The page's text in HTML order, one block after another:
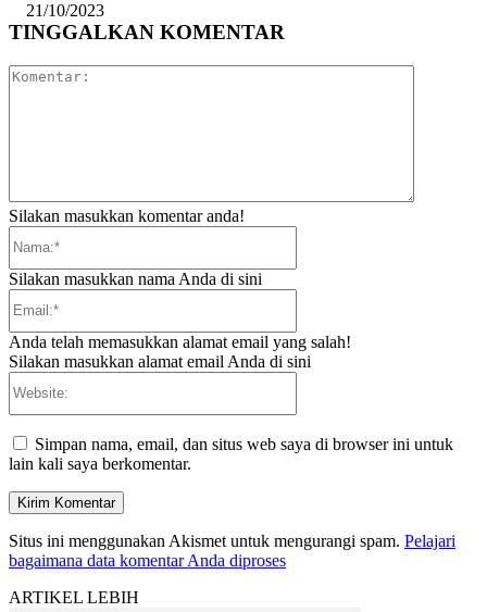
21/10/2023
TINGGALKAN KOMENTAR
Silakan masukkan komentar anda!
Silakan masukkan nama Anda di sini
Anda telah memasukkan alamat email yang salah!
Silakan masukkan alamat email Anda di sini
Simpan nama, email, dan situs web saya di browser ini untuk
lain kali saya berkomentar.
Situs ini menggunakan Akismet untuk mengurangi spam. Pelajari
bagaimana data komentar Anda diproses
ARTIKEL LEBIH